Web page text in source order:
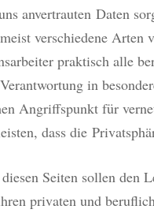
anvertrauten Daten
verschiedene Arten
praktisch alle
in
Angriffspunkt für
dass die
Seiten sollen den
privaten und